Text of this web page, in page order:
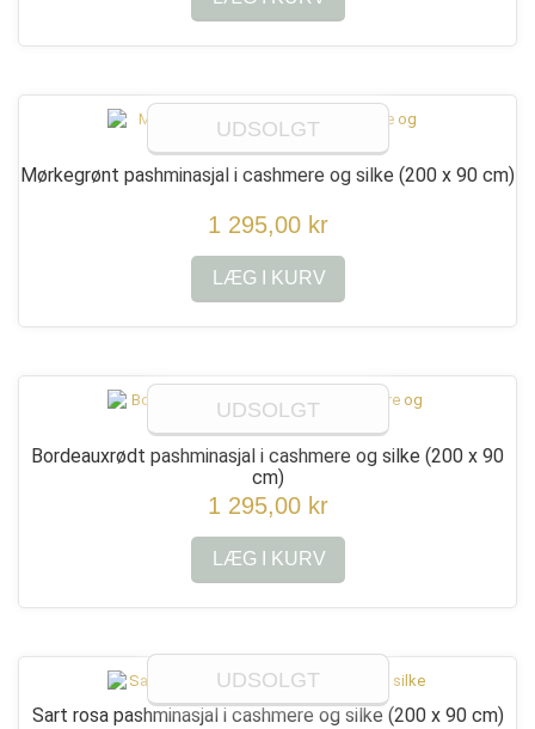
UDSOLGT
Mørkegrønt pashminasjal i cashmere og silke (200 x 90 cm)
1 295,00 kr
LÆG I KURV
UDSOLGT
Bordeauxrødt pashminasjal i cashmere og silke (200 x 90
cm)
1 295,00 kr
LÆG I KURV
UDSOLGT
Sart rosa pashminasjal i cashmere og silke (200 x 90 cm)